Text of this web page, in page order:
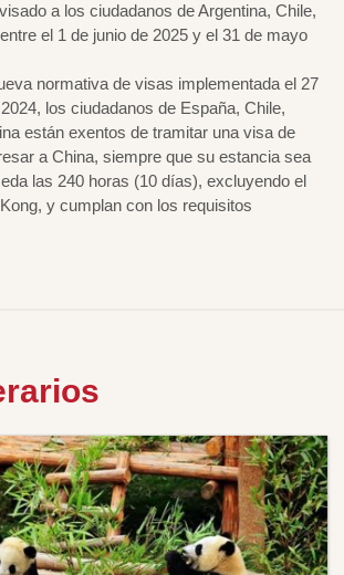
a los ciudadanos de Argentina, Chile,
el 1 de junio de 2025 y el 31 de mayo
normativa de visas implementada el 27
los ciudadanos de España, Chile,
están exentos de tramitar una visa de
a China, siempre que su estancia sea
las 240 horas (10 días), excluyendo el
y cumplan con los requisitos